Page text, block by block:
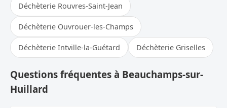
Déchèterie Rouvres-Saint-Jean
Déchèterie Ouvrouer-les-Champs
Déchèterie Intville-la-Guétard Déchèterie Griselles
Questions fréquentes à Beauchamps-sur-
Huillard